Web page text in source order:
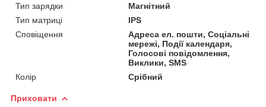
Тип зарядки
Магнітний
Тип матриці
IPS
Сповіщення
Адреса ел. пошти, Соціальні
мережі, Події календаря,
Голосові повідомлення,
Виклики, SMS
Колір
Срібний
Приховати